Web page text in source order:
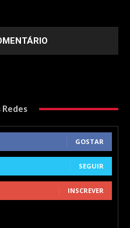
Redes
GOSTAR
SEGUIR
INSCREVER